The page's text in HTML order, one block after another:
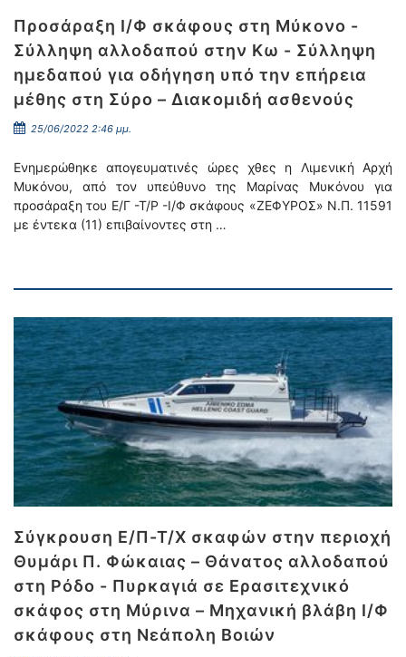
Προσάραξη Ι/Φ σκάφους στη Μύκονο -
Σύλληψη αλλοδαπού στην Κω - Σύλληψη
ημεδαπού για οδήγηση υπό την επήρεια
μέθης στη Σύρο – Διακομιδή ασθενούς
25/06/2022 2:46 μμ.
Ενημερώθηκε απογευματινές ώρες χθες η Λιμενική Αρχή
Μυκόνου, από τον υπεύθυνο της Μαρίνας Μυκόνου για
προσάραξη του Ε/Γ -Τ/Ρ -Ι/Φ σκάφους «ΖΕΦΥΡΟΣ» Ν.Π. 11591
με έντεκα (11) επιβαίνοντες στη …
Σύγκρουση Ε/Π-Τ/Χ σκαφών στην περιοχή
Θυμάρι Π. Φώκαιας – Θάνατος αλλοδαπού
στη Ρόδο - Πυρκαγιά σε Ερασιτεχνικό
σκάφος στη Μύρινα – Μηχανική βλάβη Ι/Φ
σκάφους στη Νεάπολη Βοιών